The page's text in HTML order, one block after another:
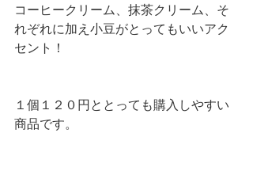
コーヒークリーム、抹茶クリーム、そ
れぞれに加え小豆がとってもいいアク
セント！
１個１２０円ととっても購入しやすい
商品です。